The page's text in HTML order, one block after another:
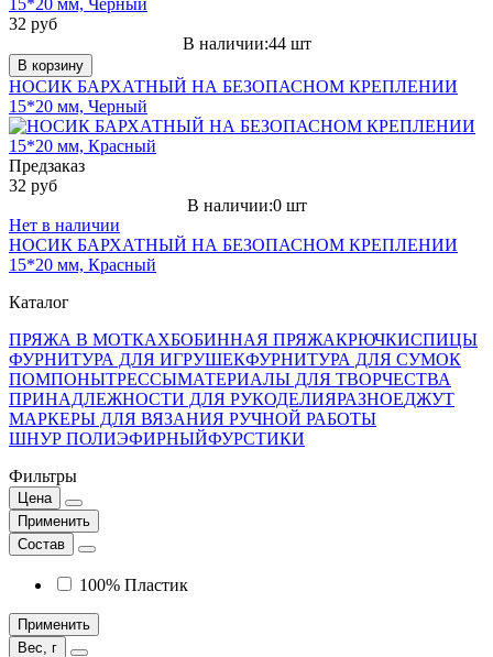
32 руб
В наличии:44 шт
В корзину
НОСИК БАРХАТНЫЙ НА БЕЗОПАСНОМ КРЕПЛЕНИИ
15*20 мм, Черный
Предзаказ
32 руб
В наличии:0 шт
Нет в наличии
НОСИК БАРХАТНЫЙ НА БЕЗОПАСНОМ КРЕПЛЕНИИ
15*20 мм, Красный
Каталог
ПРЯЖА В МОТКАХБОБИННАЯ ПРЯЖАКРЮЧКИСПИЦЫ
ФУРНИТУРА ДЛЯ ИГРУШЕКФУРНИТУРА ДЛЯ СУМОК
ПОМПОНЫТРЕССЫМАТЕРИАЛЫ ДЛЯ ТВОРЧЕСТВА
ПРИНАДЛЕЖНОСТИ ДЛЯ РУКОДЕЛИЯРАЗНОЕДЖУТ
МАРКЕРЫ ДЛЯ ВЯЗАНИЯ РУЧНОЙ РАБОТЫ
ШНУР ПОЛИЭФИРНЫЙФУРСТИКИ
Фильтры
Цена
Применить
Состав
100% Пластик
Применить
Вес, г